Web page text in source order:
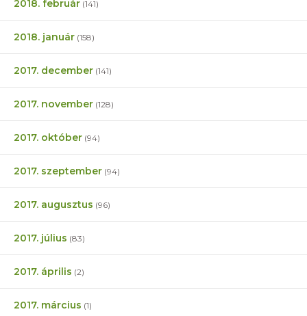
2018. február (141)
2018. január (158)
2017. december (141)
2017. november (128)
2017. október (94)
2017. szeptember (94)
2017. augusztus (96)
2017. július (83)
2017. április (2)
2017. március (1)